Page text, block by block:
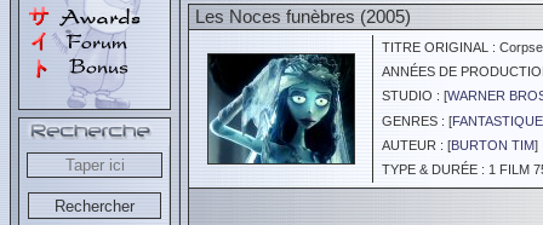
Les Noces funèbres (2005)
TITRE ORIGINAL :
ANNÉES DE
STUDIO : [WARNER
GENRES : [
AUTEUR : [BURTON TIM]
TYPE & DURÉE : 1 FILM